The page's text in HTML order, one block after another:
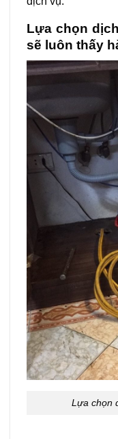
Lựa chọn
sẽ luôn thấy
Lựa chọn